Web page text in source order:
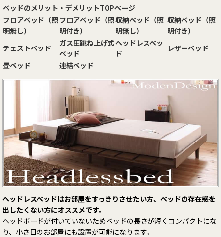
ベッドのメリット・デメリットTOPページ
フロアベッド（照
明無し）
フロアベッド（照
明付き）
収納ベッド（照
明無し）
収納ベッド（照
明付き）
チェストベッド
ガス圧跳ね上げ式
ベッド
ヘッドレスベッ
ド
レザーベッド
畳ベッド 連結ベッド
ヘッドレスベッドはお部屋をすっきりさせたい方、ベッドの存在感を
出したくない方にオススメです。
ヘッドボードが付いていないためベッドの長さが短くコンパクトにな
り、小さ目のお部屋にも設置が可能になります。